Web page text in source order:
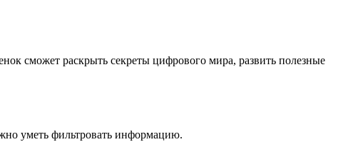
сможет раскрыть секреты цифрового мира, развить полезные
уметь фильтровать информацию.